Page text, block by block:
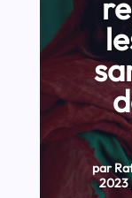
par
2023